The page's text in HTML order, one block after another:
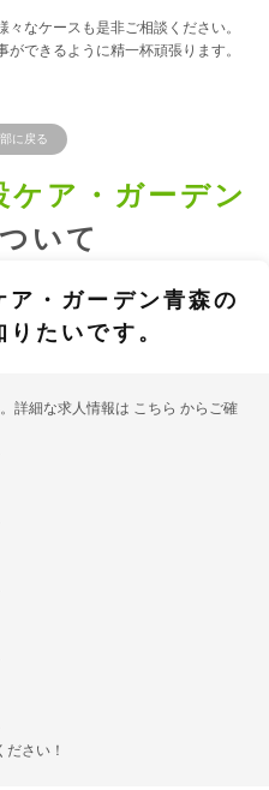
なケースも是非ご相談ください。
できるように精一杯頑張ります。
に戻る
ケア・ガーデン
いて
・ガーデン青森の
たいです。
詳細な求人情報は こちら からご確
ださい！